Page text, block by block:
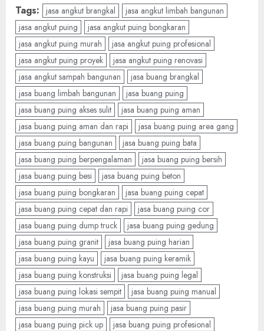
Tags: jasa angkut brangkal
jasa angkut limbah bangunan
jasa angkut puing
jasa angkut puing bongkaran
jasa angkut puing murah
jasa angkut puing profesional
jasa angkut puing proyek
jasa angkut puing renovasi
jasa angkut sampah bangunan
jasa buang brangkal
jasa buang limbah bangunan
jasa buang puing
jasa buang puing akses sulit
jasa buang puing aman
jasa buang puing aman dan rapi
jasa buang puing area gang
jasa buang puing bangunan
jasa buang puing bata
jasa buang puing berpengalaman
jasa buang puing bersih
jasa buang puing besi
jasa buang puing beton
jasa buang puing bongkaran
jasa buang puing cepat
jasa buang puing cepat dan rapi
jasa buang puing cor
jasa buang puing dump truck
jasa buang puing gedung
jasa buang puing granit
jasa buang puing harian
jasa buang puing kayu
jasa buang puing keramik
jasa buang puing konstruksi
jasa buang puing legal
jasa buang puing lokasi sempit
jasa buang puing manual
jasa buang puing murah
jasa buang puing pasir
jasa buang puing pick up
jasa buang puing profesional